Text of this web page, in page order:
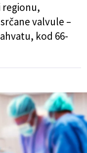
regionu,
valvule –
kod 66-